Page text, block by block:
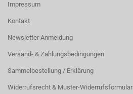
Impressum
Kontakt
Newsletter Anmeldung
Versand- & Zahlungsbedingungen
Sammelbestellung / Erklärung
Widerrufsrecht & Muster-Widerrufsformular